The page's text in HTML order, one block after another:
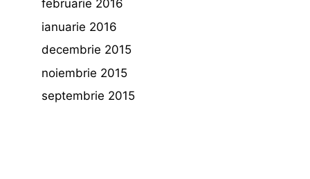
februarie 2016
ianuarie 2016
decembrie 2015
noiembrie 2015
septembrie 2015